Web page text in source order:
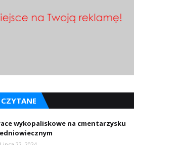
CZYTANE
wykopaliskowe na cmentarzysku